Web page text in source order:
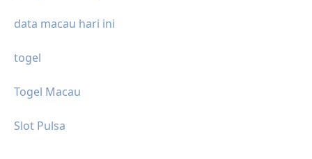
data macau hari ini
togel
Togel Macau
Slot Pulsa